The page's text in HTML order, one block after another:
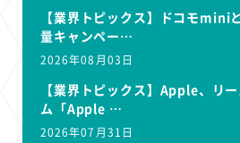
【業界トピックス】ドコモ
量キャンペー…
2026年08月03日
【業界トピックス】Apple、リ
ム「Apple …
2026年07月31日